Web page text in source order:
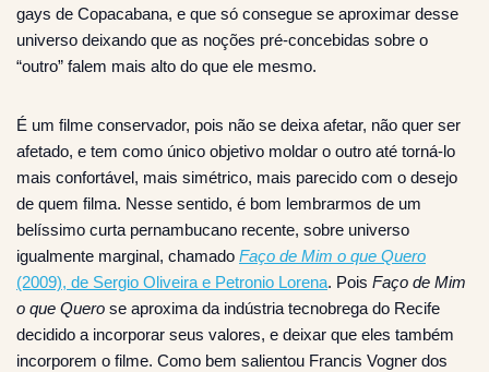
gays de Copacabana, e que só consegue se aproximar desse
universo deixando que as noções pré-concebidas sobre o
“outro” falem mais alto do que ele mesmo.
É um filme conservador, pois não se deixa afetar, não quer ser
afetado, e tem como único objetivo moldar o outro até torná-lo
mais confortável, mais simétrico, mais parecido com o desejo
de quem filma. Nesse sentido, é bom lembrarmos de um
belíssimo curta pernambucano recente, sobre universo
igualmente marginal, chamado Faço de Mim o que Quero
(2009), de Sergio Oliveira e Petronio Lorena. Pois Faço de Mim
o que Quero se aproxima da indústria tecnobrega do Recife
decidido a incorporar seus valores, e deixar que eles também
incorporem o filme. Como bem salientou Francis Vogner dos